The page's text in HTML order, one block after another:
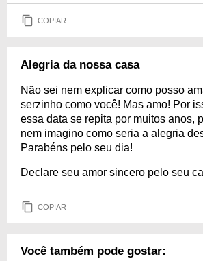
COPIAR
Alegria da nossa casa
Não sei nem explicar como posso
serzinho como você! Mas amo! Por
essa data se repita por muitos anos,
nem imagino como seria a alegria
Parabéns pelo seu dia!
Declare seu amor sincero pelo seu
COPIAR
Você também pode gostar: